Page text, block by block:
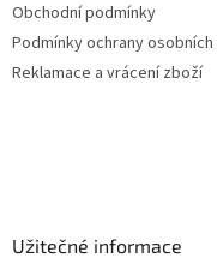
Obchodní podmínky
Podmínky ochrany osobních
Reklamace a vrácení zboží
Užitečné informace